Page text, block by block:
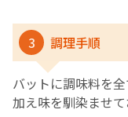
3 調理手順
バットに調味料を
加え味を馴染ませて